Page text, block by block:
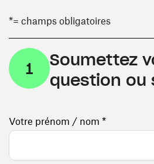
*= champs obligatoires
1
Soumettez
question ou
Votre prénom / nom *